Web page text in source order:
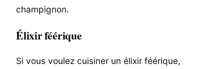
champignon.
Élixir féérique
Si vous voulez cuisiner un élixir féérique,